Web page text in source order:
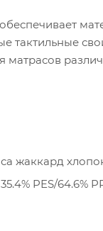
тактильные
матрасов
жаккард
PES/64.6%